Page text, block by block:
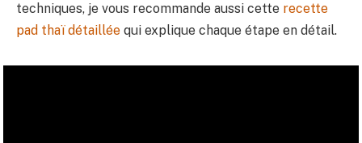
techniques, je vous recommande aussi cette recette
pad thaï détaillée qui explique chaque étape en détail.